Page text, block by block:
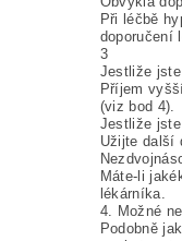
Při léčbě
doporučení
3
Jestliže
Příjem
(viz bod 4).
Jestliže
Užijte další
Máte-li
lékárníka.
4. Možné
Podobně